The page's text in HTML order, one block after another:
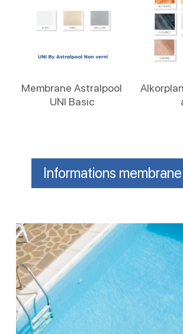
Membrane Astralpool
UNI Basic
Informations
Étanchéité
piscine
:
optez
pour
le